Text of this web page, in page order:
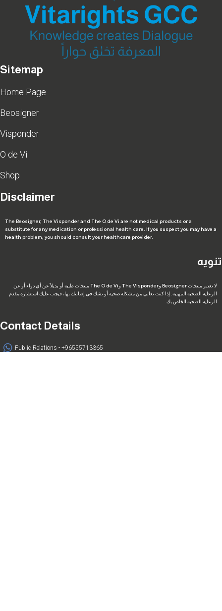
Sitemap
Home Page
Beosigner
Visponder
O de Vi
Shop
Disclaimer
The Beosigner, The Visponder and The O de Vi are not medical products or a
substitute for any medication or professional health care. If you suspect you may have a
health problem, you should consult your healthcare provider.
تنويه
لا تعتبر منتجات Beosigner وThe Visponder وThe O de Vi منتجات طبية أو بديلاً عن أي دواء أو عن
الرعاية الصحية المهنية. إذا كنت تعاني من مشكلة صحية أو تشك في إصابتك بها، فيجب عليك استشارة مقدم
الرعاية الصحية الخاص بك.
Contact Details
Public Relations - +96555713365